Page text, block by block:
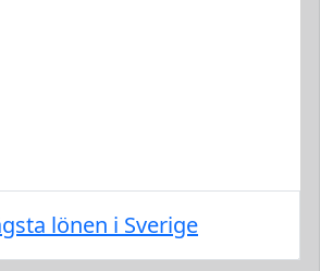
lönen i Sverige